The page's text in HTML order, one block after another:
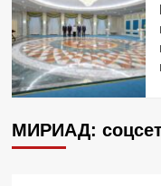
МИРИАД: